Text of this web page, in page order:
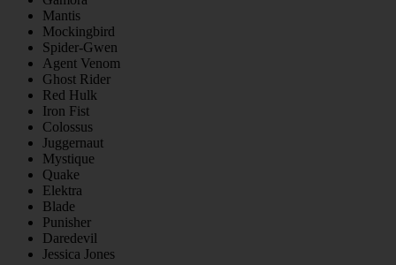
Mantis
Mockingbird
Spider-Gwen
Agent Venom
Ghost Rider
Red Hulk
Iron Fist
Colossus
Juggernaut
Mystique
Quake
Elektra
Blade
Punisher
Daredevil
Jessica Jones